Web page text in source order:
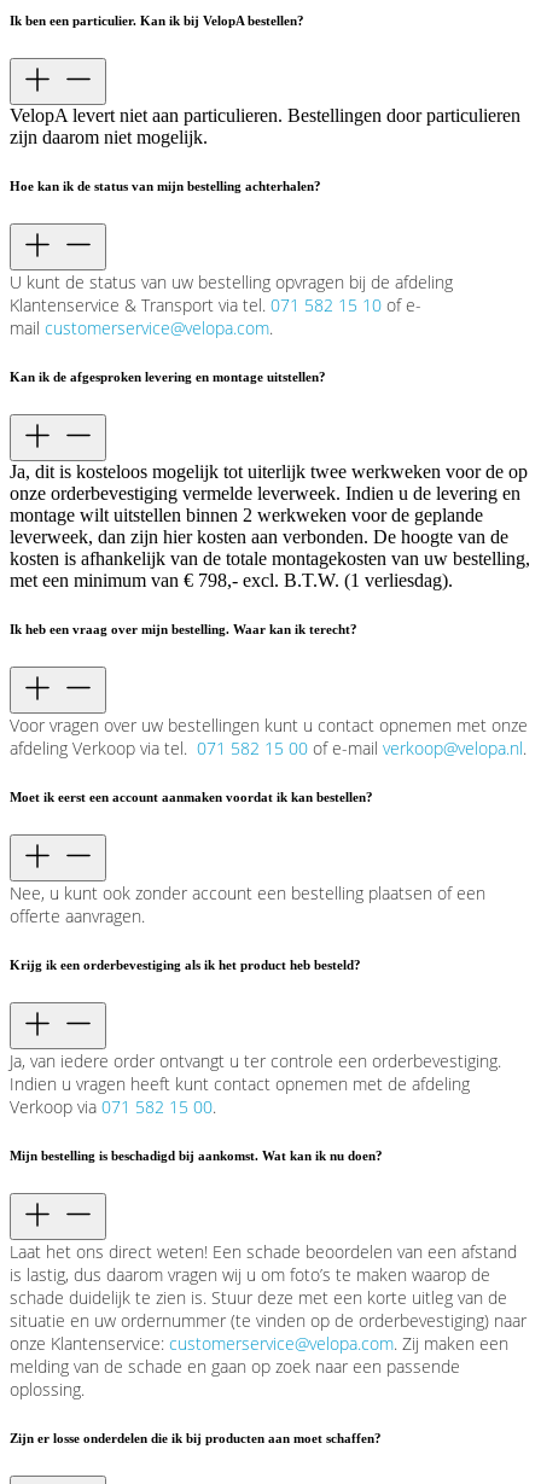
Ik ben een particulier. Kan ik bij VelopA bestellen?
VelopA levert niet aan particulieren. Bestellingen door particulieren
zijn daarom niet mogelijk.
Hoe kan ik de status van mijn bestelling achterhalen?
U kunt de status van uw bestelling opvragen bij de afdeling
Klantenservice & Transport via tel. 071 582 15 10 of e-
mail customerservice@velopa.com.
Kan ik de afgesproken levering en montage uitstellen?
Ja, dit is kosteloos mogelijk tot uiterlijk twee werkweken voor de op
onze orderbevestiging vermelde leverweek. Indien u de levering en
montage wilt uitstellen binnen 2 werkweken voor de geplande
leverweek, dan zijn hier kosten aan verbonden. De hoogte van de
kosten is afhankelijk van de totale montagekosten van uw bestelling,
met een minimum van € 798,- excl. B.T.W. (1 verliesdag).
Ik heb een vraag over mijn bestelling. Waar kan ik terecht?
Voor vragen over uw bestellingen kunt u contact opnemen met onze
afdeling Verkoop via tel. 071 582 15 00 of e-mail verkoop@velopa.nl.
Moet ik eerst een account aanmaken voordat ik kan bestellen?
Nee, u kunt ook zonder account een bestelling plaatsen of een
offerte aanvragen.
Krijg ik een orderbevestiging als ik het product heb besteld?
Ja, van iedere order ontvangt u ter controle een orderbevestiging.
Indien u vragen heeft kunt contact opnemen met de afdeling
Verkoop via 071 582 15 00.
Mijn bestelling is beschadigd bij aankomst. Wat kan ik nu doen?
Laat het ons direct weten! Een schade beoordelen van een afstand
is lastig, dus daarom vragen wij u om foto’s te maken waarop de
schade duidelijk te zien is. Stuur deze met een korte uitleg van de
situatie en uw ordernummer (te vinden op de orderbevestiging) naar
onze Klantenservice: customerservice@velopa.com. Zij maken een
melding van de schade en gaan op zoek naar een passende
oplossing.
Zijn er losse onderdelen die ik bij producten aan moet schaffen?